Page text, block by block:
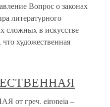
Вопрос о законах
литературного
сложных в искусстве
художественная
греч. eironeia –